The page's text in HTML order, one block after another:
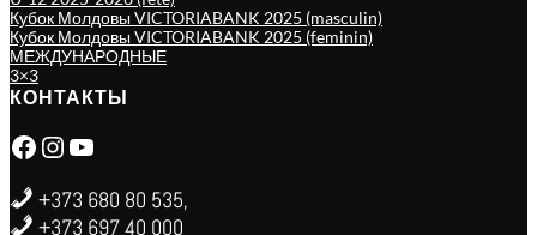
Кубок Молдовы VICTORIABANK 2025 (masculin)
Кубок Молдовы VICTORIABANK 2025 (feminin)
МЕЖДУНАРОДНЫЕ
3×3
КОНТАКТЫ
Facebook Instagram YouTube
+373 680 80 535,
+373 697 40 000